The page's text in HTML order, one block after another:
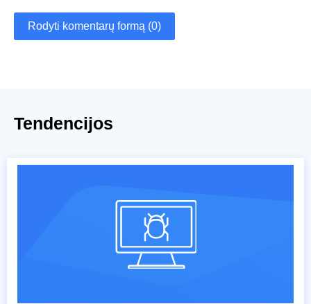
Rodyti komentarų formą (0)
Tendencijos